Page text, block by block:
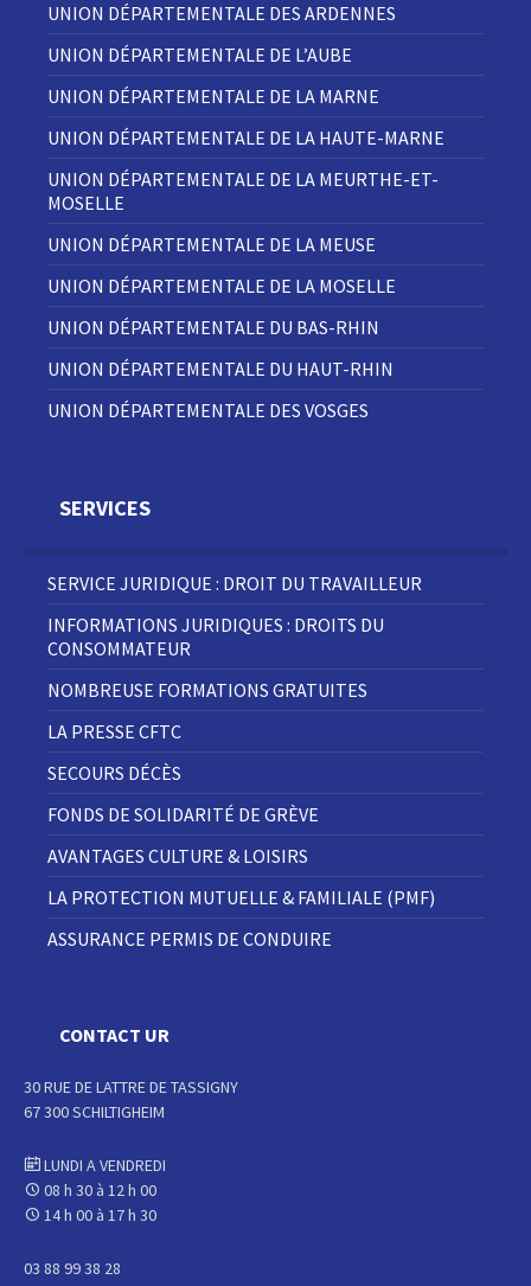
UNION DÉPARTEMENTALE DES ARDENNES
UNION DÉPARTEMENTALE DE L’AUBE
UNION DÉPARTEMENTALE DE LA MARNE
UNION DÉPARTEMENTALE DE LA HAUTE-MARNE
UNION DÉPARTEMENTALE DE LA MEURTHE-ET-
MOSELLE
UNION DÉPARTEMENTALE DE LA MEUSE
UNION DÉPARTEMENTALE DE LA MOSELLE
UNION DÉPARTEMENTALE DU BAS-RHIN
UNION DÉPARTEMENTALE DU HAUT-RHIN
UNION DÉPARTEMENTALE DES VOSGES
SERVICES
SERVICE JURIDIQUE : DROIT DU TRAVAILLEUR
INFORMATIONS JURIDIQUES : DROITS DU
CONSOMMATEUR
NOMBREUSE FORMATIONS GRATUITES
LA PRESSE CFTC
SECOURS DÉCÈS
FONDS DE SOLIDARITÉ DE GRÈVE
AVANTAGES CULTURE & LOISIRS
LA PROTECTION MUTUELLE & FAMILIALE (PMF)
ASSURANCE PERMIS DE CONDUIRE
CONTACT UR
30 RUE DE LATTRE DE TASSIGNY
67 300 SCHILTIGHEIM
LUNDI A VENDREDI
08 h 30 à 12 h 00
14 h 00 à 17 h 30
03 88 99 38 28